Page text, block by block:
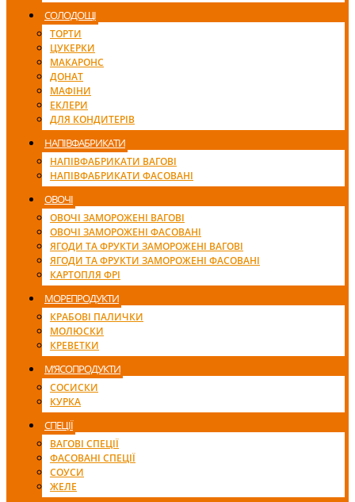
СОЛОДОЩІ
ТОРТИ
ЦУКЕРКИ
МАКАРОНС
ДОНАТ
МАФІНИ
ЕКЛЕРИ
ДЛЯ КОНДИТЕРІВ
НАПІВФАБРИКАТИ
НАПІВФАБРИКАТИ ВАГОВІ
НАПІВФАБРИКАТИ ФАСОВАНІ
ОВОЧІ
ОВОЧІ ЗАМОРОЖЕНІ ВАГОВІ
ОВОЧІ ЗАМОРОЖЕНІ ФАСОВАНІ
ЯГОДИ ТА ФРУКТИ ЗАМОРОЖЕНІ ВАГОВІ
ЯГОДИ ТА ФРУКТИ ЗАМОРОЖЕНІ ФАСОВАНІ
КАРТОПЛЯ ФРІ
МОРЕПРОДУКТИ
КРАБОВІ ПАЛИЧКИ
МОЛЮСКИ
КРЕВЕТКИ
М’ЯСОПРОДУКТИ
СОСИСКИ
КУРКА
СПЕЦІЇ
ВАГОВІ СПЕЦІЇ
ФАСОВАНІ СПЕЦІЇ
СОУСИ
ЖЕЛЕ